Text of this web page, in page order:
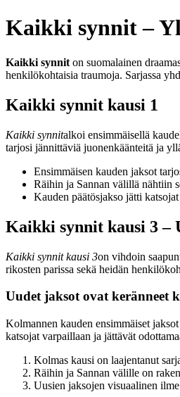
Kaikki synnit –
Kaikki synnit on suomalainen
henkilökohtaisia traumoja. Sarjassa
Kaikki synnit kausi 1
Kaikki synnitalkoi ensimmäisellä
tarjosi jännittäviä juonenkäänteitä ja
Ensimmäisen kauden jaksot
Räihin ja Sannan välillä nähtiin
Kauden päätösjakso jätti
Kaikki synnit kausi 3 –
Kaikki synnit kausi 3on vihdoin
rikosten parissa sekä heidän
Uudet jaksot ovat keränneet
Kolmannen kauden ensimmäiset
katsojat varpaillaan ja jättävät
Kolmas kausi on laajentanut
Räihin ja Sannan välille on
Uusien jaksojen visuaalinen